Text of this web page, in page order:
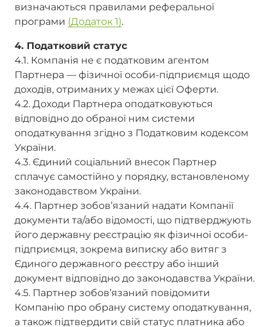
визначаються правилами реферальної
програми (Додаток 1).
4. Податковий статус
4.1. Компанія не є податковим агентом
Партнера — фізичної особи-підприємця щодо
доходів, отриманих у межах цієї Оферти.
4.2. Доходи Партнера оподатковуються
відповідно до обраної ним системи
оподаткування згідно з Податковим кодексом
України.
4.3. Єдиний соціальний внесок Партнер
сплачує самостійно у порядку, встановленому
законодавством України.
4.4. Партнер зобов’язаний надати Компанії
документи та/або відомості, що підтверджують
його державну реєстрацію як фізичної особи-
підприємця, зокрема виписку або витяг з
Єдиного державного реєстру або інший
документ відповідно до законодавства України.
4.5. Партнер зобов’язаний повідомити
Компанію про обрану систему оподаткування,
а також підтвердити свій статус платника або